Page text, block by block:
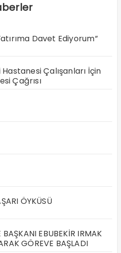
Davet Ediyorum”
Çalışanları İçin
Çağrısı
ÖYKÜSÜ
BAŞKANI EBUBEKİR IRMAK
GÖREVE BAŞLADI